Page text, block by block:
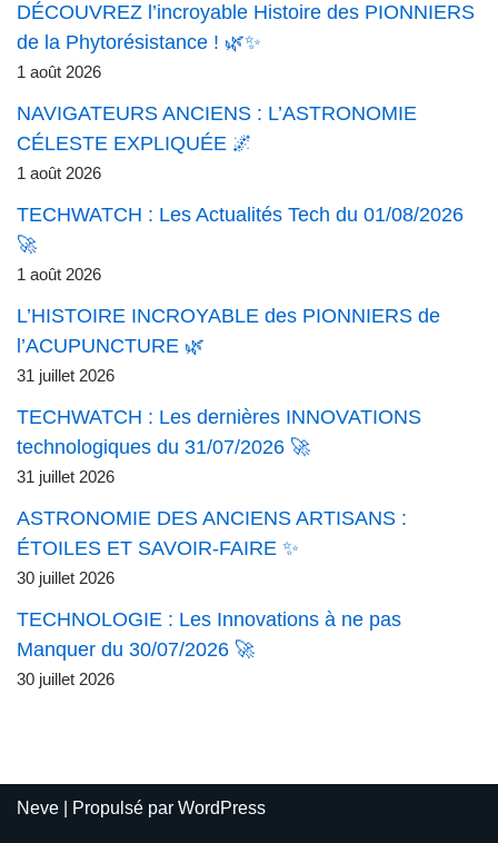
DÉCOUVREZ l’incroyable Histoire des PIONNIERS
de la Phytorésistance ! 🌿✨
1 août 2026
NAVIGATEURS ANCIENS : L’ASTRONOMIE
CÉLESTE EXPLIQUÉE 🌌
1 août 2026
TECHWATCH : Les Actualités Tech du 01/08/2026
🚀
1 août 2026
L’HISTOIRE INCROYABLE des PIONNIERS de
l’ACUPUNCTURE 🌿
31 juillet 2026
TECHWATCH : Les dernières INNOVATIONS
technologiques du 31/07/2026 🚀
31 juillet 2026
ASTRONOMIE DES ANCIENS ARTISANS :
ÉTOILES ET SAVOIR-FAIRE ✨
30 juillet 2026
TECHNOLOGIE : Les Innovations à ne pas
Manquer du 30/07/2026 🚀
30 juillet 2026
Neve | Propulsé par WordPress